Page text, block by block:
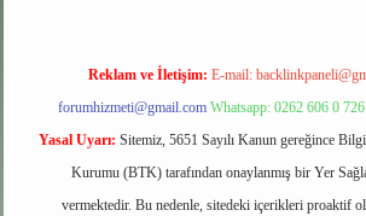
Reklam ve İletişim: E-mail:
forumhizmeti@gmail.com Whatsapp: 0262 606 0 726
Yasal Uyarı: Sitemiz, 5651 Sayılı Kanun gereğince
Kurumu (BTK) tarafından onaylanmış bir Yer
vermektedir. Bu nedenle, sitedeki içerikleri proaktif